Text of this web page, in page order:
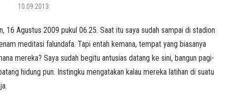
10.09.2013
16 Agustus 2009 pukul 06.25. Saat itu saya sudah sampai di stadion
meditasi falundafa. Tapi entah kemana, tempat yang biasanya
mereka? Saya sudah begitu antusias datang ke sini, bangun pagi-
hidung pun. Instingku mengatakan kalau mereka latihan di suatu